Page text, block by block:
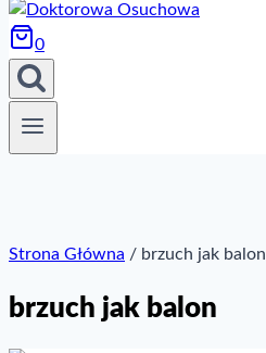
0
Strona Główna / brzuch jak balon
brzuch jak balon